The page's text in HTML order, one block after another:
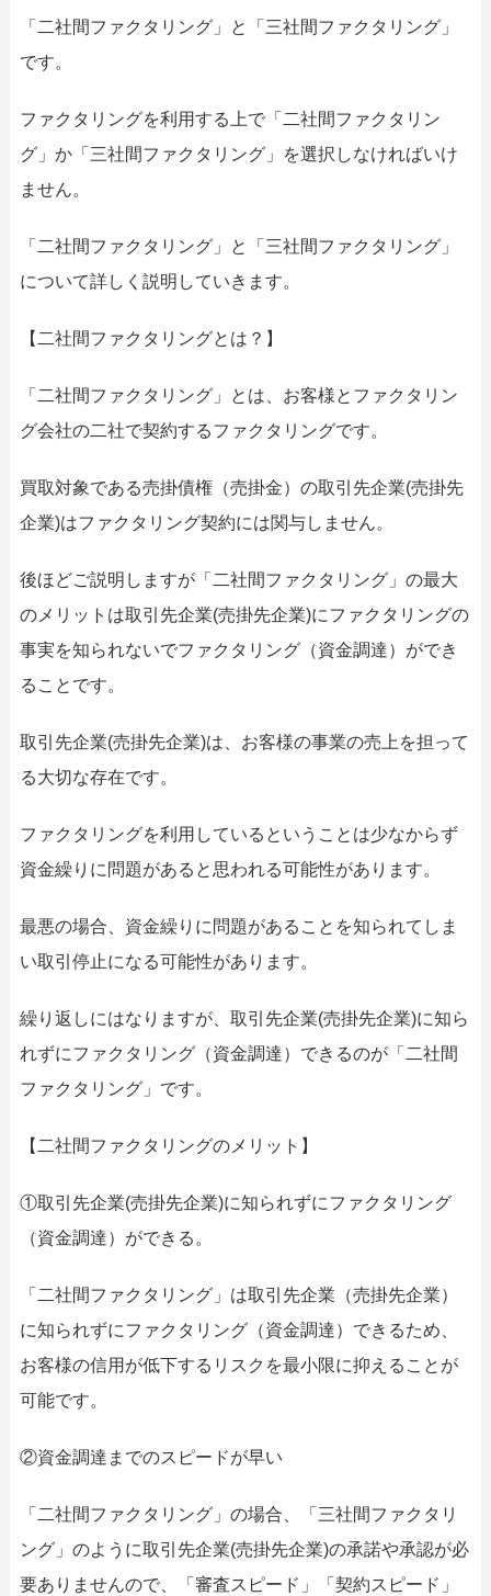
「二社間ファクタリング」と「三社間ファクタリング」
です。
ファクタリングを利用する上で「二社間ファクタリン
グ」か「三社間ファクタリング」を選択しなければいけ
ません。
「二社間ファクタリング」と「三社間ファクタリング」
について詳しく説明していきます。
【二社間ファクタリングとは？】
「二社間ファクタリング」とは、お客様とファクタリン
グ会社の二社で契約するファクタリングです。
買取対象である売掛債権（売掛金）の取引先企業(売掛先
企業)はファクタリング契約には関与しません。
後ほどご説明しますが「二社間ファクタリング」の最大
のメリットは取引先企業(売掛先企業)にファクタリングの
事実を知られないでファクタリング（資金調達）ができ
ることです。
取引先企業(売掛先企業)は、お客様の事業の売上を担って
る大切な存在です。
ファクタリングを利用しているということは少なからず
資金繰りに問題があると思われる可能性があります。
最悪の場合、資金繰りに問題があることを知られてしま
い取引停止になる可能性があります。
繰り返しにはなりますが、取引先企業(売掛先企業)に知ら
れずにファクタリング（資金調達）できるのが「二社間
ファクタリング」です。
【二社間ファクタリングのメリット】
①取引先企業(売掛先企業)に知られずにファクタリング
（資金調達）ができる。
「二社間ファクタリング」は取引先企業（売掛先企業）
に知られずにファクタリング（資金調達）できるため、
お客様の信用が低下するリスクを最小限に抑えることが
可能です。
②資金調達までのスピードが早い
「二社間ファクタリング」の場合、「三社間ファクタリ
ング」のように取引先企業(売掛先企業)の承諾や承認が必
要ありませんので、「審査スピード」「契約スピード」